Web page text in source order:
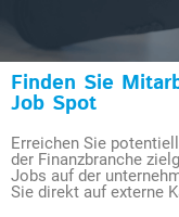
Finden Sie
Job Spot
Erreichen Sie
der Finanzbranche
Jobs auf der
Sie direkt auf externe